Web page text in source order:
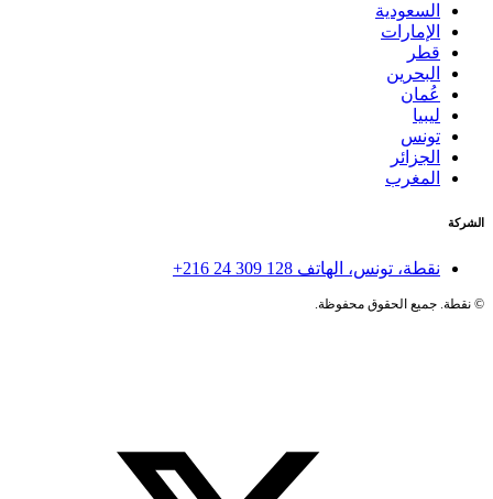
السعودية
الإمارات
قطر
البحرين
عُمان
ليبيا
تونس
الجزائر
المغرب
الشركة
نقطة، تونس، الهاتف +216 24 309 128
©نقطة. جميع الحقوق محفوظة.